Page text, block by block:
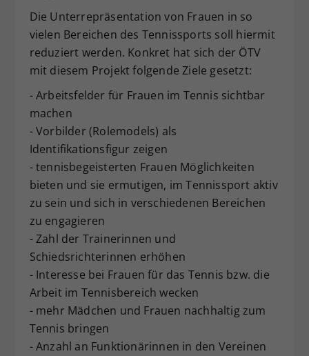
Die Unterrepräsentation von Frauen in so
vielen Bereichen des Tennissports soll hiermit
reduziert werden. Konkret hat sich der ÖTV
mit diesem Projekt folgende Ziele gesetzt:
- Arbeitsfelder für Frauen im Tennis sichtbar
machen
- Vorbilder (Rolemodels) als
Identifikationsfigur zeigen
- tennisbegeisterten Frauen Möglichkeiten
bieten und sie ermutigen, im Tennissport aktiv
zu sein und sich in verschiedenen Bereichen
zu engagieren
- Zahl der Trainerinnen und
Schiedsrichterinnen erhöhen
- Interesse bei Frauen für das Tennis bzw. die
Arbeit im Tennisbereich wecken
- mehr Mädchen und Frauen nachhaltig zum
Tennis bringen
- Anzahl an Funktionärinnen in den Vereinen